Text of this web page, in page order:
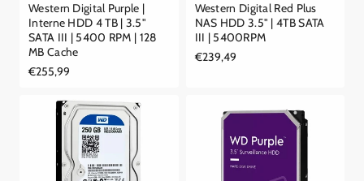
Western Digital Purple |
Interne HDD 4 TB | 3.5"
SATA III | 5400 RPM | 128
MB Cache
Reguliere
€255,99
Western Digital Red Plus
NAS HDD 3.5" | 4TB SATA
III | 5400RPM
Reguliere
€239,49